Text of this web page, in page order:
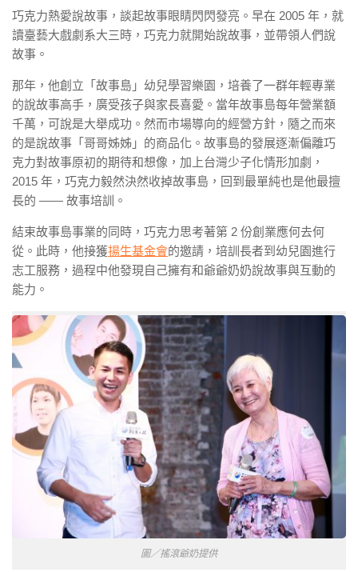
巧克力熱愛說故事，談起故事眼睛閃閃發亮。早在 2005 年，就
讀臺藝大戲劇系大三時，巧克力就開始說故事，並帶領人們說
故事。
那年，他創立「故事島」幼兒學習樂園，培養了一群年輕專業
的說故事高手，廣受孩子與家長喜愛。當年故事島每年營業額
千萬，可說是大舉成功。然而市場導向的經營方針，隨之而來
的是說故事「哥哥姊姊」的商品化。故事島的發展逐漸偏離巧
克力對故事原初的期待和想像，加上台灣少子化情形加劇，
2015 年，巧克力毅然決然收掉故事島，回到最單純也是他最擅
長的 —— 故事培訓。
結束故事島事業的同時，巧克力思考著第 2 份創業應何去何
從。此時，他接獲揚生基金會的邀請，培訓長者到幼兒園進行
志工服務，過程中他發現自己擁有和爺爺奶奶說故事與互動的
能力。
圖／搖滾爺奶提供